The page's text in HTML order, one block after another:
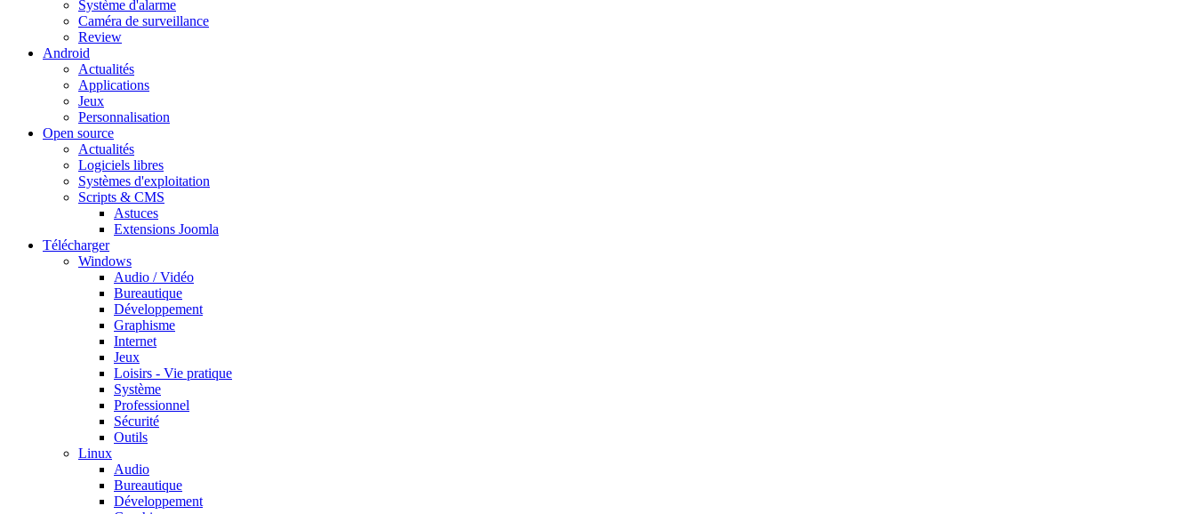
Système d'alarme
Caméra de surveillance
Review
Android
Actualités
Applications
Jeux
Personnalisation
Open source
Actualités
Logiciels libres
Systèmes d'exploitation
Scripts & CMS
Astuces
Extensions Joomla
Télécharger
Windows
Audio / Vidéo
Bureautique
Développement
Graphisme
Internet
Jeux
Loisirs - Vie pratique
Système
Professionnel
Sécurité
Outils
Linux
Audio
Bureautique
Développement